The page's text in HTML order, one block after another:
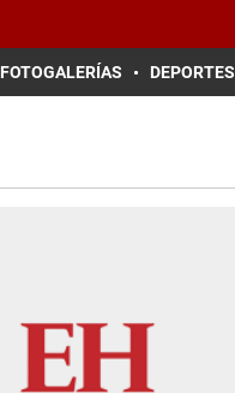
FOTOGALERÍAS DEPORTES